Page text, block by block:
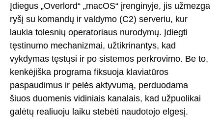
Įdiegus „Overlord“ „macOS“ įrenginyje, jis užmezga
ryšį su komandų ir valdymo (C2) serveriu, kur
laukia tolesnių operatoriaus nurodymų. Įdiegti
tęstinumo mechanizmai, užtikrinantys, kad
vykdymas tęstųsi ir po sistemos perkrovimo. Be to,
kenkėjiška programa fiksuoja klaviatūros
paspaudimus ir pelės aktyvumą, perduodama
šiuos duomenis vidiniais kanalais, kad užpuolikai
galėtų realiuoju laiku stebėti naudotojo elgesį.